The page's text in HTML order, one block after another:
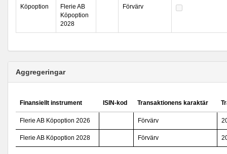
Köpoption
Flerie AB
Köpoption
2028
Förvärv
Aggregeringar
Finansiellt instrument ISIN-kod Transaktionens karaktär
Flerie AB Köpoption 2026 Förvärv
Flerie AB Köpoption 2028 Förvärv